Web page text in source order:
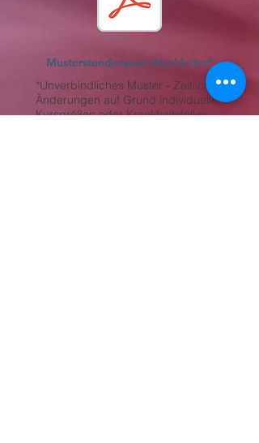
Musterstundenplan Wachleiter*
*Unverbindliches Muster - Zeitliche
Änderungen auf Grund individueller
Kursgrößen oder Krankheitsfällen